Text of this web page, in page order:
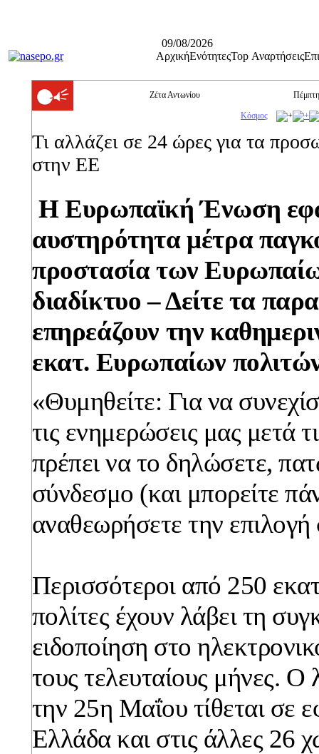
09/08/2026
ΑρχικήΕνότητεςTop Αναρτήσεις
Ζέτα Αντωνίου
Κόσμος
Τι αλλάζει σε 24 ώρες για τα
στην ΕΕ
Η Ευρωπαϊκή Ένωση
αυστηρότητα μέτρα
προστασία των
διαδίκτυο – Δείτε τα
επηρεάζουν την
εκατ. Ευρωπαίων
«Θυμηθείτε: Για να
τις ενημερώσεις μας μετά
πρέπει να το δηλώσετε,
σύνδεσμο (και μπορείτε
αναθεωρήσετε την
Περισσότεροι από 250
πολίτες έχουν λάβει τη
ειδοποίηση στο
τους τελευταίους μήνες. Ο
την 25η Μαΐου τίθεται σε
Ελλάδα και στις άλλες 26